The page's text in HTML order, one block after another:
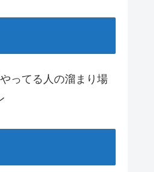
ってる人の溜まり場